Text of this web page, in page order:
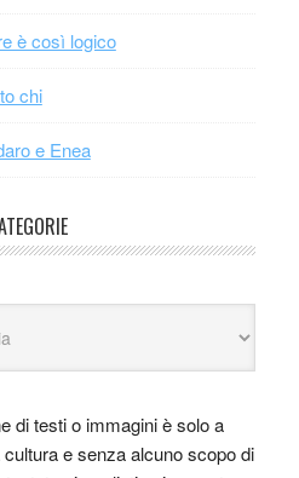
è così logico
chi
e Enea
di testi o immagini è solo a
e senza alcuno scopo di